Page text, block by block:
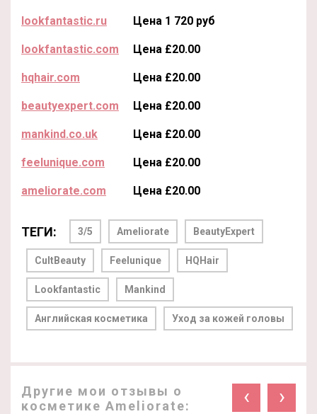
lookfantastic.ru Цена 1 720 руб
lookfantastic.com Цена £20.00
hqhair.com Цена £20.00
beautyexpert.com Цена £20.00
mankind.co.uk Цена £20.00
feelunique.com Цена £20.00
ameliorate.com Цена £20.00
ТЕГИ: 3/5 Ameliorate BeautyExpert
CultBeauty Feelunique HQHair
Lookfantastic Mankind
Английская косметика Уход за кожей головы
Другие мои отзывы о
косметике Ameliorate:
‹ ›